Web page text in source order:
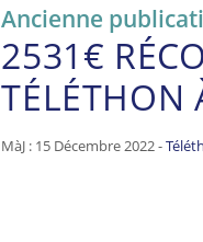
Ancienne
2531€
TÉLÉTHON
MàJ : 15 Décembre 2022 -